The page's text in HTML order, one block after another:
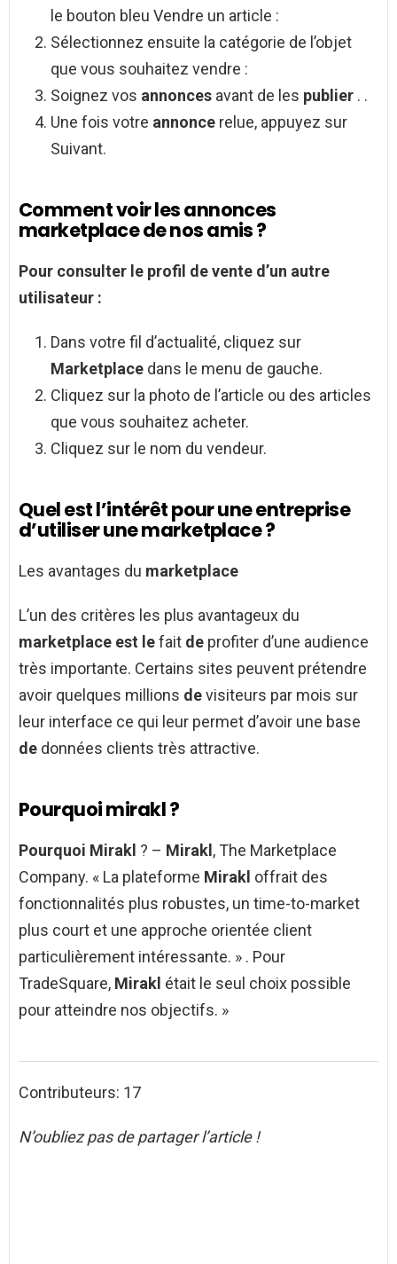
le bouton bleu Vendre un article :
Sélectionnez ensuite la catégorie de l’objet
que vous souhaitez vendre :
Soignez vos annonces avant de les publier . .
Une fois votre annonce relue, appuyez sur
Suivant.
Comment voir les annonces
marketplace de nos amis ?
Pour consulter le profil de vente d’un autre
utilisateur :
Dans votre fil d’actualité, cliquez sur
Marketplace dans le menu de gauche.
Cliquez sur la photo de l’article ou des articles
que vous souhaitez acheter.
Cliquez sur le nom du vendeur.
Quel est l’intérêt pour une entreprise
d’utiliser une marketplace ?
Les avantages du marketplace
L’un des critères les plus avantageux du
marketplace est lefait de profiter d’une audience
très importante. Certains sites peuvent prétendre
avoir quelques millions devisiteurs par mois sur
leur interface ce qui leur permet d’avoir une base
de données clients très attractive.
Pourquoi mirakl ?
Pourquoi Mirakl ? – Mirakl , The Marketplace
Company. « La plateforme Mirakl offrait des
fonctionnalités plus robustes, un time-to-market
plus court et une approche orientée client
particulièrement intéressante. » . Pour
TradeSquare, Mirakl était le seul choix possible
pour atteindre nos objectifs. »
Contributeurs: 17
N’oubliez pas de partager l’article !